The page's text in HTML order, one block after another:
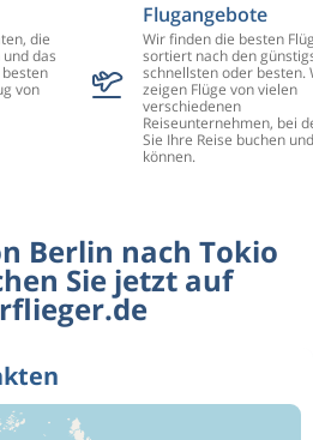
die
das
von
Flugangebote
Wir finden die besten
sortiert nach den
schnellsten oder besten.
zeigen Flüge von vielen
verschiedenen
Reiseunternehmen, bei
Sie Ihre Reise buchen
können.
Berlin nach Tokio
Sie jetzt auf